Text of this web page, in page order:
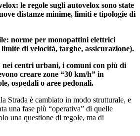
le regole sugli autovelox sono state
distanze minime, limiti e tipologie di
norme per monopattini elettrici
di velocità, targhe, assicurazione).
centri urbani, i comuni con più di
creare zone “30 km/h” in
ospedali o aree pedonali.
Strada è cambiato in modo strutturale, e
una fase più “operativa” di quelle
una questione di regole, ma di